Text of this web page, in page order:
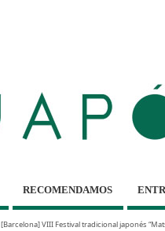
RECOMENDAMOS
[Barcelona] VIII Festival tradicional japonés